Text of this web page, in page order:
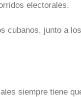
electorales.
cubanos, junto a los
siempre tiene